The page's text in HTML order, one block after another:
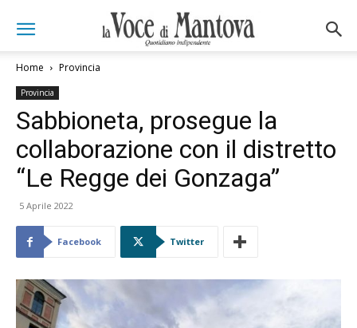
Home Provincia
Provincia
Sabbioneta, prosegue la
collaborazione con il distretto
“Le Regge dei Gonzaga”
5 Aprile 2022
Facebook Twitter